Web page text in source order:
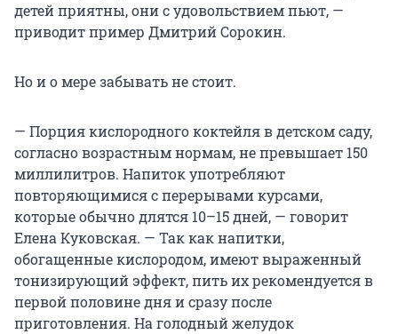
детей приятны, они с удовольствием пьют, —
приводит пример Дмитрий Сорокин.
Но и о мере забывать не стоит.
— Порция кислородного коктейля в детском саду,
согласно возрастным нормам, не превышает 150
миллилитров. Напиток употребляют
повторяющимися с перерывами курсами,
которые обычно длятся 10–15 дней, — говорит
Елена Куковская. — Так как напитки,
обогащенные кислородом, имеют выраженный
тонизирующий эффект, пить их рекомендуется в
первой половине дня и сразу после
приготовления. На голодный желудок